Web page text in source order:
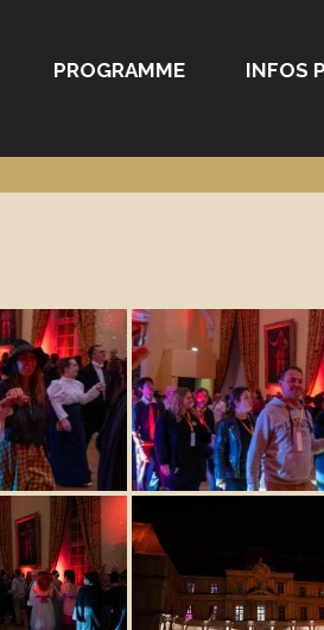
PROGRAMME INFOS